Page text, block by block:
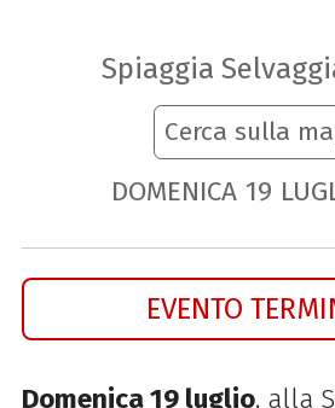
Spiaggia
Cerca sulla
DOMENICA 19
EVENTO
Domenica 19 luglio, alla